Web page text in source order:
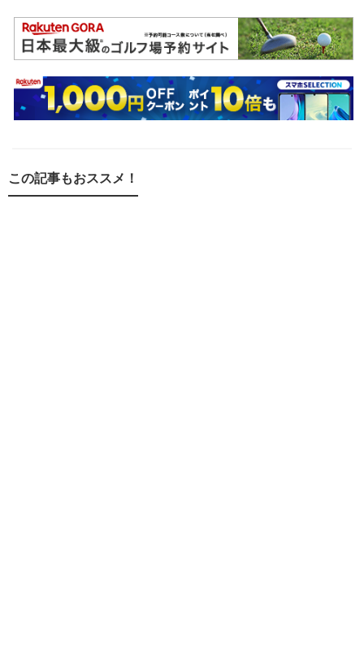
この記事もおススメ！